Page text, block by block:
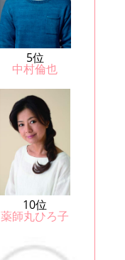
5位
中村倫也
10位
薬師丸ひろ子